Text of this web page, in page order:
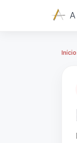
Início